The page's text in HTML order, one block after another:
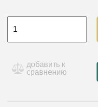
добавить к
сравнению